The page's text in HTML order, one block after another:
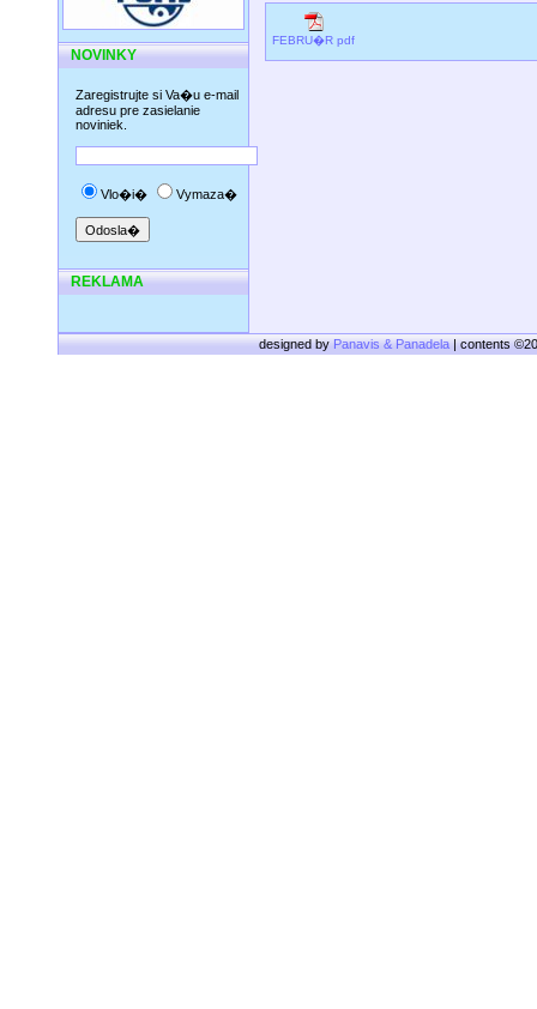
NOVINKY
Zaregistrujte si Va�u e-mail
adresu pre zasielanie
noviniek.
Vlo�i� Vymaza�
REKLAMA
FEBRU�R pdf
designed byPanavis & Panadela| contents